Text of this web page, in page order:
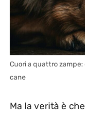
Cuori a quattro
cane
Ma la verità è